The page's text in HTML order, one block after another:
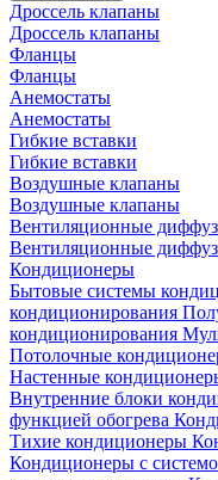
Дроссель клапаны
Дроссель клапаны
Фланцы
Фланцы
Анемостаты
Анемостаты
Гибкие вставки
Гибкие вставки
Воздушные клапаны
Воздушные клапаны
Вентиляционные
Вентиляционные
Кондиционеры
Бытовые системы
кондиционирования
кондиционирования
Потолочные
Настенные
Внутренние блоки
функцией обогрева
Тихие кондиционеры
Кондиционеры с